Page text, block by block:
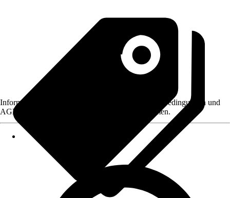
Informationen des Verkäufers, wie z. B. Rückgabebedingungen und
AGB, finden Sie bei Klick auf den Verkäufernamen.